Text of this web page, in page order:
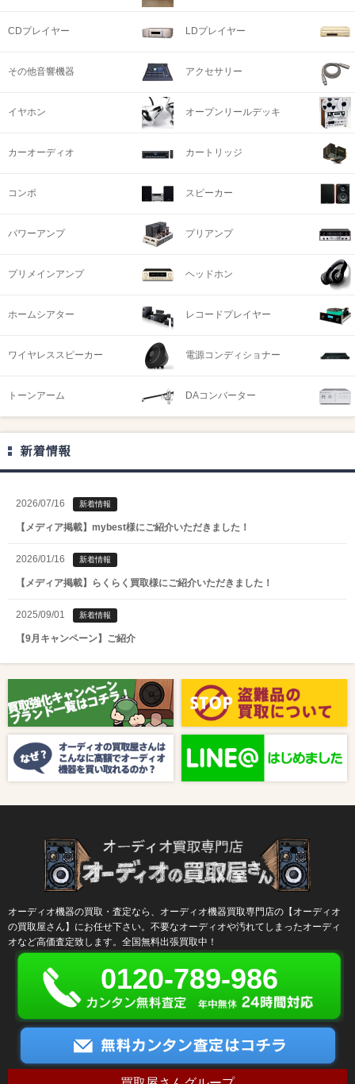
CDプレイヤー LDプレイヤー
その他音響機器 アクセサリー
イヤホン オープンリールデッキ
カーオーディオ カートリッジ
コンポ スピーカー
パワーアンプ プリアンプ
プリメインアンプ ヘッドホン
ホームシアター レコードプレイヤー
ワイヤレススピーカー 電源コンディショナー
トーンアーム DAコンバーター
新着情報
2026/07/16 新着情報
【メディア掲載】mybest様にご紹介いただきました！
2026/01/16 新着情報
【メディア掲載】らくらく買取様にご紹介いただきました！
2025/09/01 新着情報
【9月キャンペーン】ご紹介
【8月キャンペーン】ご紹介
2024/10/04 新着情報
【ラジオ番組放送のお知らせ】
オーディオ機器の買取・査定なら、オーディオ機器買取専門店の【オーディオ
の買取屋さん】にお任せ下さい。不要なオーディオや汚れてしまったオーディ
オなど高価査定致します。全国無料出張買取中！
0120-789-986